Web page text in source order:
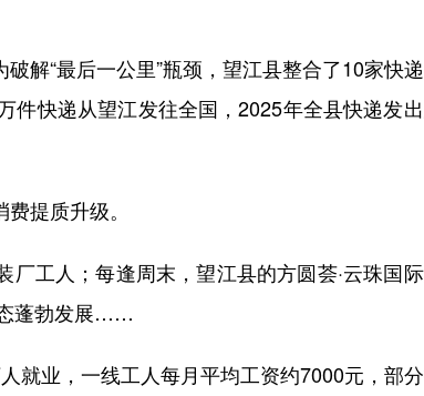
“最后一公里”瓶颈，望江县整合了10家快
件快递从望江发往全国，2025年全县快递发
提质升级。
工人；每逢周末，望江县的方圆荟·云珠国
蓬勃发展……
业，一线工人每月平均工资约7000元，部